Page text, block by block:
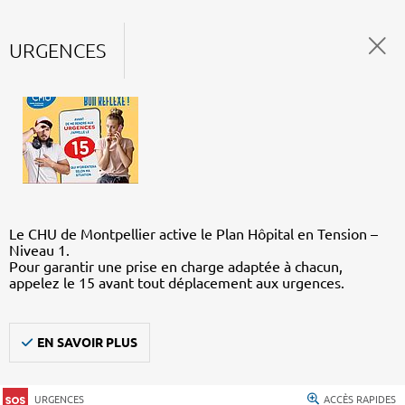
URGENCES
Le CHU de Montpellier active le Plan Hôpital en Tension –
Niveau 1.
Pour garantir une prise en charge adaptée à chacun,
appelez le 15 avant tout déplacement aux urgences.
EN SAVOIR PLUS
URGENCES ACCÈS RAPIDES